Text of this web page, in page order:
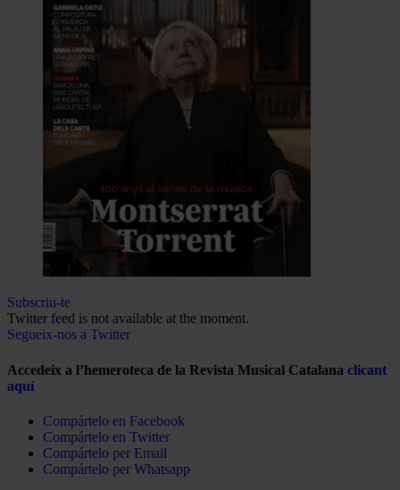
Subscriu-te
Twitter feed is not available at the moment.
Segueix-nos a Twitter
Accedeix a l’hemeroteca de la Revista Musical Catalana clicant
aquí
Compártelo en Facebook
Compártelo en Twitter
Compártelo per Email
Compártelo per Whatsapp